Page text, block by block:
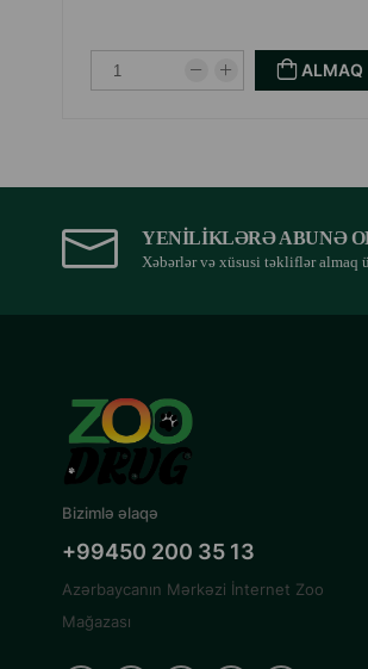
ALMAQ
YENILIKLƏRƏ ABUNƏ
Xəbərlər və xüsusi təkliflər almaq
Bizimlə əlaqə
+99450 200 35 13
Azərbaycanın Mərkəzi İnternet Zoo
Mağazası